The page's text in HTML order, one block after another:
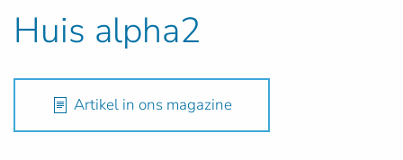
Huis alpha2
Artikel in ons magazine